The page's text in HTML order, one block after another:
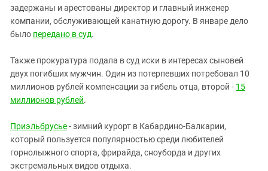
задержаны и арестованы директор и главный инженер
компании, обслуживающей канатную дорогу. В январе дело
было передано в суд.
Также прокуратура подала в суд иски в интересах сыновей
двух погибших мужчин. Один из потерпевших потребовал 10
миллионов рублей компенсации за гибель отца, второй - 15
миллионов рублей.
Приэльбрусье- зимний курорт в Кабардино-Балкарии,
который пользуется популярностью среди любителей
горнолыжного спорта, фрирайда, сноуборда и других
экстремальных видов отдыха.